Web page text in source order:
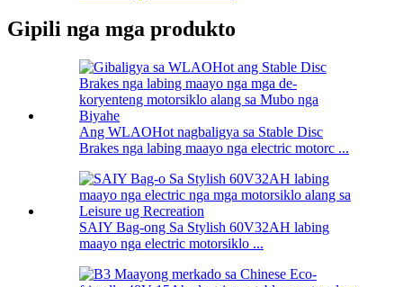
Gipili nga mga produkto
Ang WLAOHot nagbaligya sa Stable Disc
Brakes nga labing maayo nga electric motorc ...
SAIY Bag-ong Sa Stylish 60V32AH labing
maayo nga electric motorsiklo ...